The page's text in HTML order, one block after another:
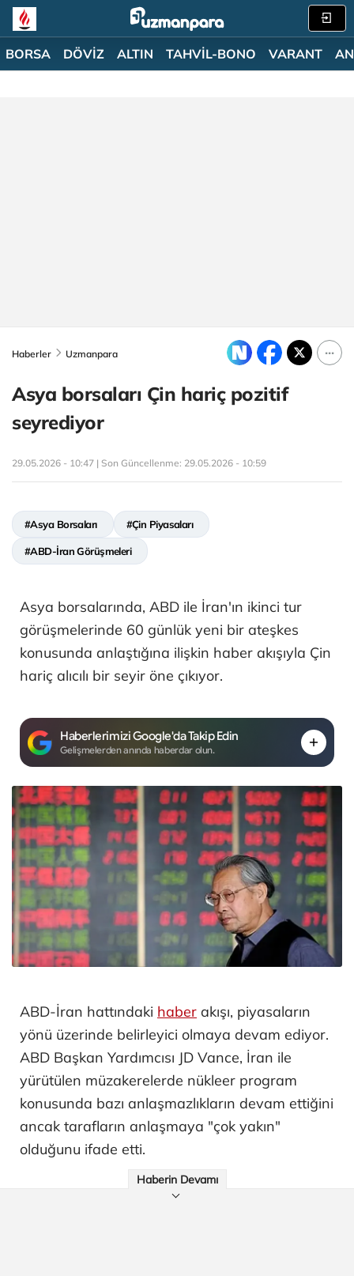
BORSA DÖVİZ ALTIN TAHVİL-BONO VARANT
Haberler Uzmanpara
Asya borsaları Çin hariç pozitif
seyrediyor
29.05.2026 - 10:47 | Son Güncellenme: 29.05.2026 - 10:59
#Asya Borsaları #Çin Piyasaları
#ABD-İran Görüşmeleri
Asya borsalarında, ABD ile İran'ın ikinci tur
görüşmelerinde 60 günlük yeni bir ateşkes
konusunda anlaştığına ilişkin haber akışıyla Çin
hariç alıcılı bir seyir öne çıkıyor.
Haberlerimizi Google'da Takip Edin
Gelişmelerden anında haberdar olun.
ABD-İran hattındaki haber akışı, piyasaların
yönü üzerinde belirleyici olmaya devam ediyor.
ABD Başkan Yardımcısı JD Vance, İran ile
yürütülen müzakerelerde nükleer program
konusunda bazı anlaşmazlıkların devam ettiğini
ancak tarafların anlaşmaya "çok yakın"
olduğunu ifade etti.
Haberin Devamı